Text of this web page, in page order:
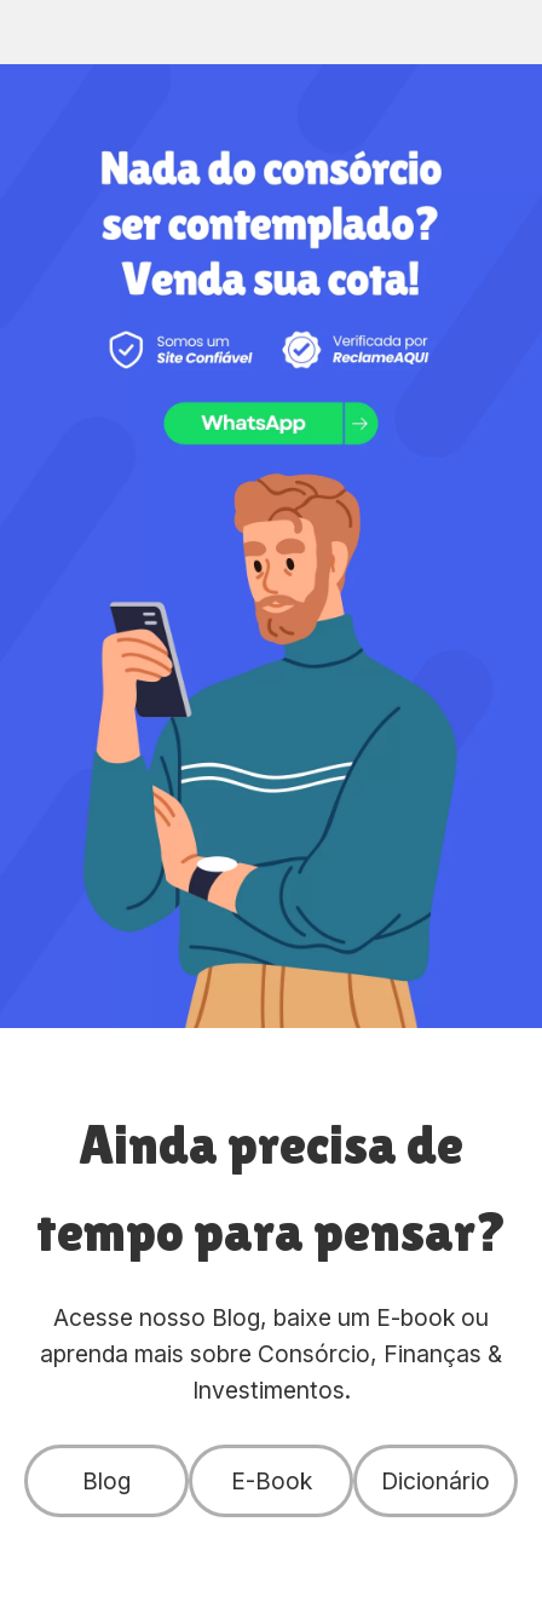
Ainda precisa de
tempo para pensar?
Acesse nosso Blog, baixe um E-book ou
aprenda mais sobre Consórcio, Finanças &
Investimentos.
Blog E-Book Dicionário